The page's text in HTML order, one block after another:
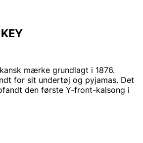
mærke grundlagt i 1876.
for sit undertøj og pyjamas. Det
den første Y-front-kalsong i
mærker: